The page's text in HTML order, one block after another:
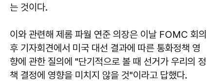
는 것이다.
이와 관련해 제롬 파월 연준 의장은 이날 FOMC 회의
후 기자회견에서 미국 대선 결과에 따른 통화정책 영
향에 관한 질의에 "단기적으로 볼 때 선거가 우리의 정
책 결정에 영향을 미치지 않을 것"이라고 답했다.